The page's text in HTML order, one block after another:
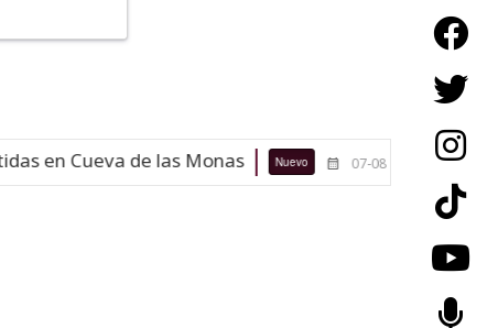
Cueva de las Monas Nuevo 07-08-26